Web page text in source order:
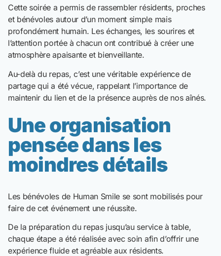
Cette soirée a permis de rassembler résidents, proches
et bénévoles autour d’un moment simple mais
profondément humain. Les échanges, les sourires et
l’attention portée à chacun ont contribué à créer une
atmosphère apaisante et bienveillante.
Au-delà du repas, c’est une véritable expérience de
partage qui a été vécue, rappelant l’importance de
maintenir du lien et de la présence auprès de nos aînés.
Une organisation
pensée dans les
moindres détails
Les bénévoles de Human Smile se sont mobilisés pour
faire de cet événement une réussite.
De la préparation du repas jusqu’au service à table,
chaque étape a été réalisée avec soin afin d’offrir une
expérience fluide et agréable aux résidents.